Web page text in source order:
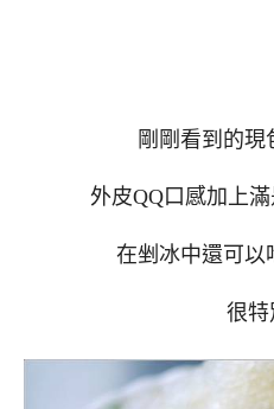
剛剛看到的現
外皮QQ口感加上
在剉冰中還可以
很特